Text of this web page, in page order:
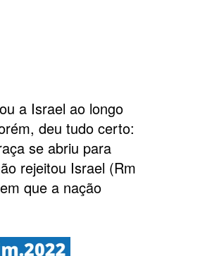
a Israel ao longo
deu tudo certo:
se abriu para
rejeitou Israel (Rm
que a nação